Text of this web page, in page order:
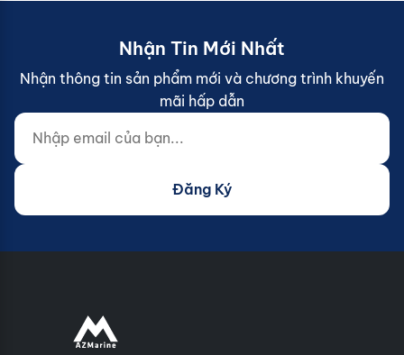
Nhận Tin Mới Nhất
Nhận thông tin sản phẩm mới và chương trình khuyến
mãi hấp dẫn
Nhập email của bạn...
Website (do not fill)
Đăng Ký